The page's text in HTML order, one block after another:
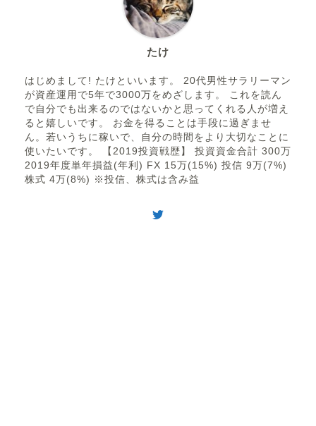
たけ
はじめまして! たけといいます。 20代男性サラリーマン
が資産運用で5年で3000万をめざします。 これを読ん
で自分でも出来るのではないかと思ってくれる人が増え
ると嬉しいです。 お金を得ることは手段に過ぎませ
ん。若いうちに稼いで、自分の時間をより大切なことに
使いたいです。 【2019投資戦歴】 投資資金合計 300万
2019年度単年損益(年利) FX 15万(15%) 投信 9万(7%)
株式 4万(8%) ※投信、株式は含み益